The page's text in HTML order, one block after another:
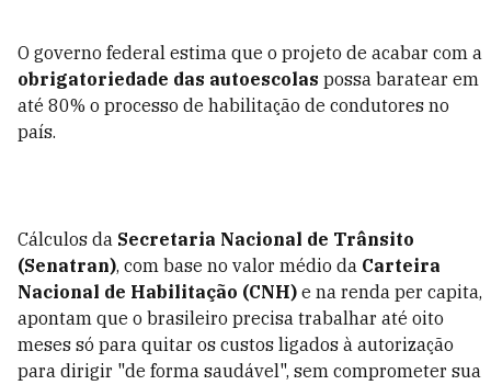
O governo federal estima que o projeto de acabar com a
obrigatoriedade das autoescolas possa baratear em
até 80% o processo de habilitação de condutores no
país.
Cálculos da Secretaria Nacional de Trânsito
(Senatran), com base no valor médio da Carteira
Nacional de Habilitação (CNH) e na renda per capita,
apontam que o brasileiro precisa trabalhar até oito
meses só para quitar os custos ligados à autorização
para dirigir "de forma saudável", sem comprometer sua